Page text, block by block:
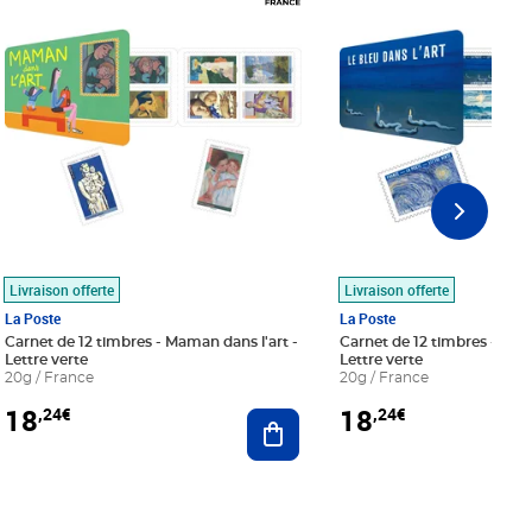
panier
Livraison offerte
La Poste
Carnet de 12 timbres - Maman dans l'art -
Lettre verte
20g / France
18,24€ Ajouter au panier
Livraison offerte
La Poste
Carnet de 12 timbres - Le
Lettre verte
20g / France
18,24€